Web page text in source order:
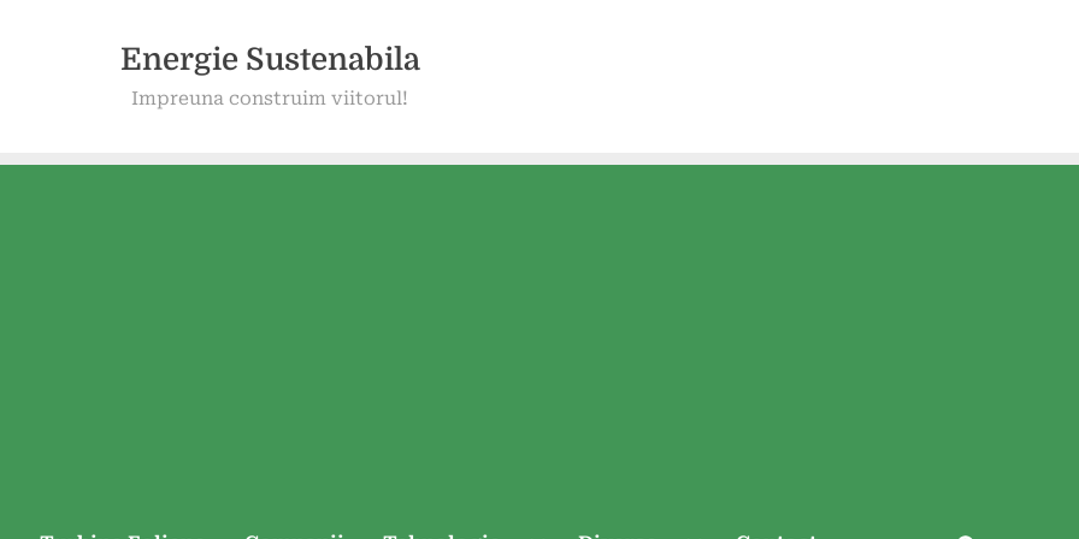
Energie Sustenabila
Impreuna construim viitorul!